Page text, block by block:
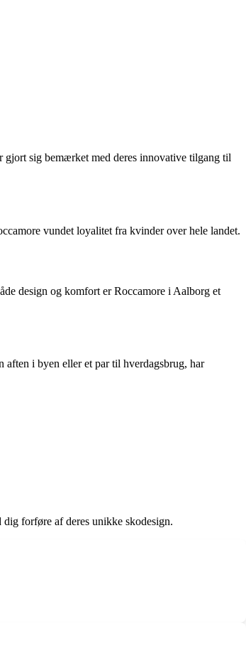
gjort sig bemærket med deres innovative tilgang til
vundet loyalitet fra kvinder over hele landet.
design og komfort er Roccamore i Aalborg et
aften i byen eller et par til hverdagsbrug, har
forføre af deres unikke skodesign.